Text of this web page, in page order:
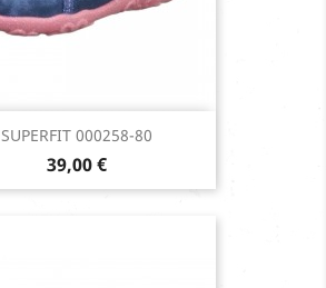
SUPERFIT 000258-80
Prix
39,00 €